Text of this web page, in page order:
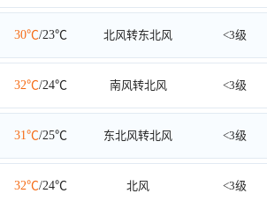
30℃/23℃ 北风转东北风 <3级
32℃/24℃ 南风转北风 <3级
31℃/25℃ 东北风转北风 <3级
32℃/24℃ 北风 <3级